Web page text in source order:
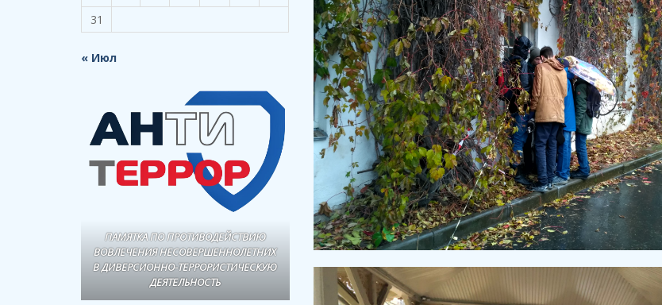
31
« Июл
ПАМЯТКА ПО ПРОТИВОДЕЙСТВИЮ
ВОВЛЕЧЕНИЯ НЕСОВЕРШЕННОЛЕТНИХ
В ДИВЕРСИОННО-ТЕРРОРИСТИЧЕСКУЮ
ДЕЯТЕЛЬНОСТЬ